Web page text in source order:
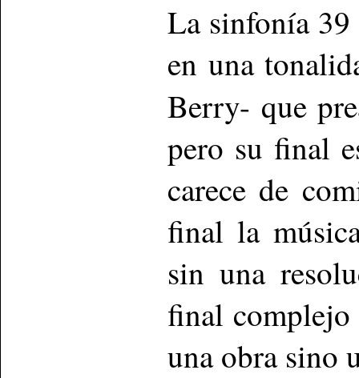
La sinfonía
en una
Berry- que
pero su final
carece de
final la
sin una
final
una obra sino